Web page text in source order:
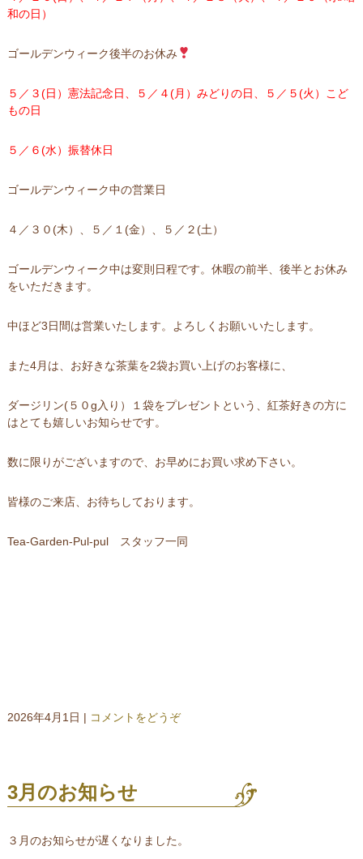
和の日）
ゴールデンウィーク後半のお休み
５／３(日）憲法記念日、 ５／４(月）みどりの日、
５／５(火）こど
もの日
５／６(水）振替休日
ゴールデンウィーク中の営業日
４／３０(木）、５／１(金）、５／２(土）
ゴールデンウィーク中は変則日程です。休暇の前半、後半とお休み
をいただきます。
中ほど3日間は営業いたします。よろしくお願いいたします。
また4月は、お好きな茶葉を2袋お買い上げのお客様に、
ダージリン(５０g入り）１袋をプレゼントという、紅茶好きの方に
はとても嬉しいお知らせです。
数に限りがございますので、お早めにお買い求め下さい。
皆様のご来店、お待ちしております。
Tea-Garden-Pul-pul スタッフ一同
2026年4月1日 | コメントをどうぞ
3月のお知らせ
３月のお知らせが遅くなりました。